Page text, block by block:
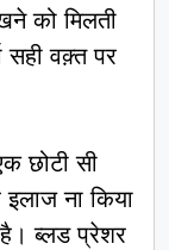
को मिलती
सही वक़्त पर
छोटी सी
इलाज ना किया
ब्लड प्रेशर